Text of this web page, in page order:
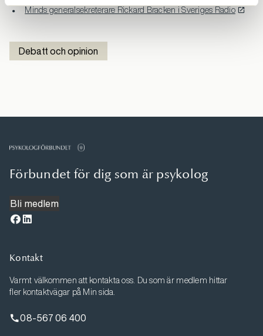
Minds generalsekreterare Rickard Bracken i Sveriges Radio
Debatt och opinion
Förbundet för dig som är psykolog
Bli medlem
Kontakt
Varmt välkommen att kontakta oss. Du som är medlem hittar
fler kontaktvägar på Min sida.
08-567 06 400